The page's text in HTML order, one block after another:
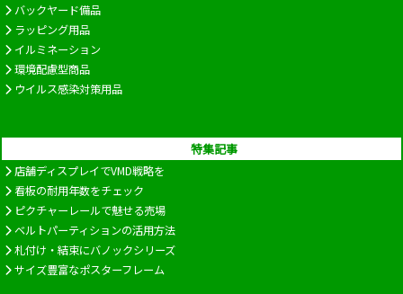
バックヤード備品
ラッピング用品
イルミネーション
環境配慮型商品
ウイルス感染対策用品
特集記事
店舗ディスプレイでVMD戦略を
看板の耐用年数をチェック
ピクチャーレールで魅せる売場
ベルトパーティションの活用方法
札付け・結束にバノックシリーズ
サイズ豊富なポスターフレーム